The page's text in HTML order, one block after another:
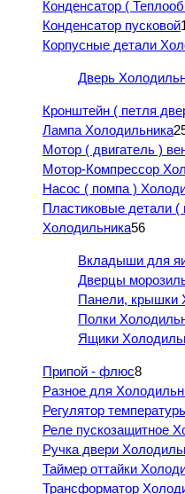
Конденсатор (
Конденсатор пусковой
Корпусные детали
Дверь
Кронштейн ( петля
Лампа Холодильника
Мотор ( двигатель )
Мотор-Компрессор
Насос ( помпа )
Пластиковые детали (
Холодильника56
Вкладыши для
Дверцы
Панели, крышки
Полки
Ящики
Припой - флюс8
Разное для
Регулятор
Реле пускозащитное
Ручка двери
Таймер оттайки
Трансформатор